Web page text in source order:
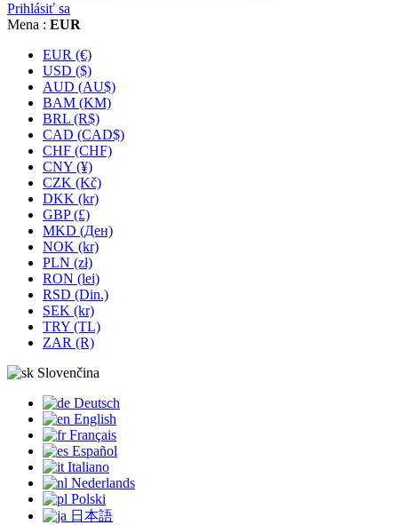
Prihlásiť sa
Mena : EUR
EUR (€)
USD ($)
AUD (AU$)
BAM (KM)
BRL (R$)
CAD (CAD$)
CHF (CHF)
CNY (¥)
CZK (Kč)
DKK (kr)
GBP (£)
MKD (Ден)
NOK (kr)
PLN (zł)
RON (lei)
RSD (Din.)
SEK (kr)
TRY (TL)
ZAR (R)
Slovenčina
Deutsch
English
Français
Español
Italiano
Nederlands
Polski
日本語